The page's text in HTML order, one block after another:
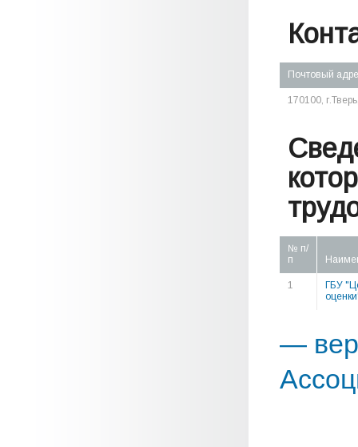
Почтовый
170100,
№ п/
п
1
ГБУ
—